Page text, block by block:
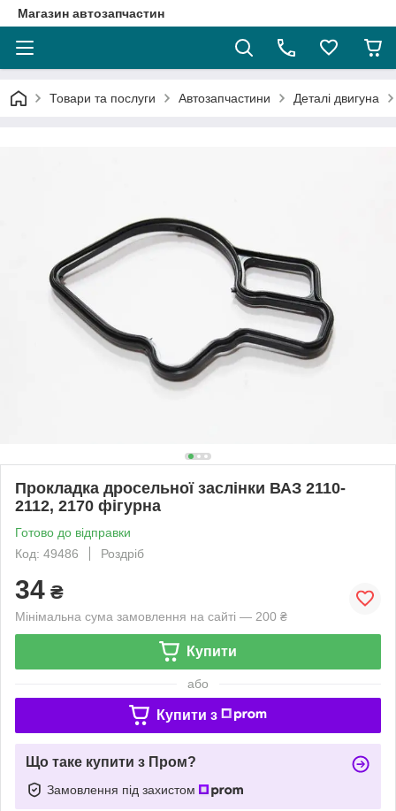
Магазин автозапчастин
Товари та послуги Автозапчастини Деталі двигуна
Прокладка дросельної заслінки ВАЗ 2110-
2112, 2170 фігурна
Готово до відправки
Код: 49486
Роздріб
34 ₴
Мінімальна сума замовлення на сайті — 200 ₴
Купити
або
Купити з
Що таке купити з Пром?
Замовлення під захистом